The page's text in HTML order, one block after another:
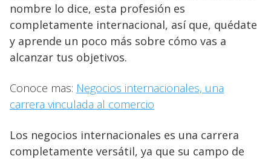
nombre lo dice, esta profesión es
completamente internacional, así que, quédate
y aprende un poco más sobre cómo vas a
alcanzar tus objetivos.
Conoce mas: Negocios internacionales, una
carrera vinculada al comercio
Los negocios internacionales es una carrera
completamente versátil, ya que su campo de